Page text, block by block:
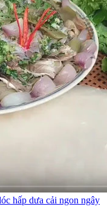
hấp dưa cải ngon ngây